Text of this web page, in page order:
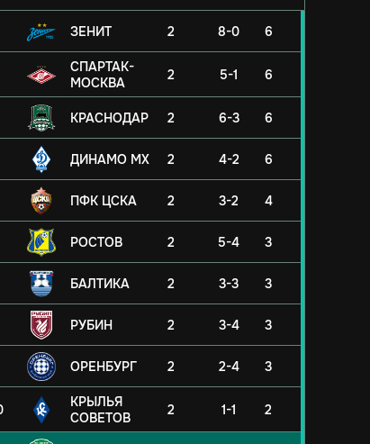
ЗЕНИТ 2 8-0 6
СПАРТАК-
МОСКВА
2 5-1 6
КРАСНОДАР 2 6-3 6
ДИНАМО МХ 2 4-2 6
ПФК ЦСКА 2 3-2 4
РОСТОВ 2 5-4 3
БАЛТИКА 2 3-3 3
РУБИН 2 3-4 3
ОРЕНБУРГ 2 2-4 3
КРЫЛЬЯ
СОВЕТОВ
2 1-1 2